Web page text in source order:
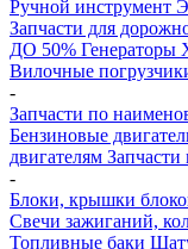
Ручной инструмент
Запчасти для
ДО 50% Генераторы
Вилочные
-
Запчасти по
Бензиновые
двигателям
-
Блоки, крышки
Свечи зажиганий,
Топливные баки